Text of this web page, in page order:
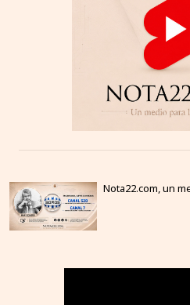
Nota22.com, un